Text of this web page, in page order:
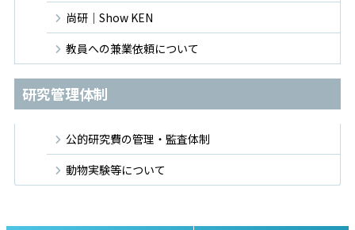
尚研｜Show KEN
教員への兼業依頼について
研究管理体制
公的研究費の管理・監査体制
動物実験等について